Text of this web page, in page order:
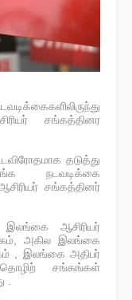
சங்கத்தினர
தடுத்து
நடவடிக்கை
சங்கத்தினர்
ஆசிரியர்
அகில இலங்கை
, இலங்கை அதிபர்
சங்கங்கள்